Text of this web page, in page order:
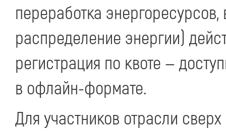
переработка
распределение энергии)
регистрация по квоте —
в офлайн-формате.
Для участников отрасли